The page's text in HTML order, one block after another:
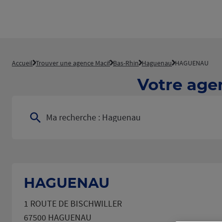
Accueil Trouver une agence Macif Bas-Rhin Haguenau HAGUENAU
Votre
Ma recherche : Haguenau
HAGUENAU
1 ROUTE DE BISCHWILLER
67500 HAGUENAU